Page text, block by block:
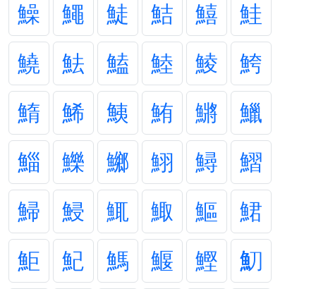
鱢
鱦 鯐 鮚 鱚
鮭
鱙
魼 鰪 鯥 鯪
鮬
鰖
鯑 鮧 鮪 鱂
鱲
鯔
鱳 鱜 鮙 鱘
鰼
鯞
鮼 鮿 鯫 鰸
鮶
鮔
魢 鰢 鰋 鰹
魛